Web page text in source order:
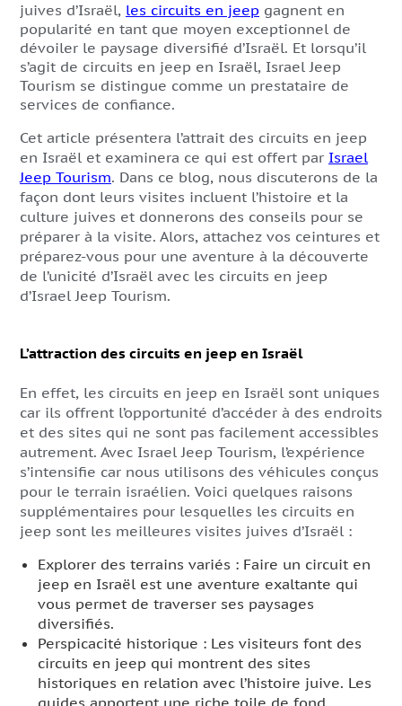
juives d’Israël, les circuits en jeep gagnent en
popularité en tant que moyen exceptionnel de
dévoiler le paysage diversifié d’Israël. Et lorsqu’il
s’agit de circuits en jeep en Israël, Israel Jeep
Tourism se distingue comme un prestataire de
services de confiance.
Cet article présentera l’attrait des circuits en jeep
en Israël et examinera ce qui est offert par Israel
Jeep Tourism. Dans ce blog, nous discuterons de la
façon dont leurs visites incluent l’histoire et la
culture juives et donnerons des conseils pour se
préparer à la visite. Alors, attachez vos ceintures et
préparez-vous pour une aventure à la découverte
de l’unicité d’Israël avec les circuits en jeep
d’Israel Jeep Tourism.
L’attraction des circuits en jeep en Israël
En effet, les circuits en jeep en Israël sont uniques
car ils offrent l’opportunité d’accéder à des endroits
et des sites qui ne sont pas facilement accessibles
autrement. Avec Israel Jeep Tourism, l’expérience
s’intensifie car nous utilisons des véhicules conçus
pour le terrain israélien. Voici quelques raisons
supplémentaires pour lesquelles les circuits en
jeep sont les meilleures visites juives d’Israël :
Explorer des terrains variés : Faire un circuit en
jeep en Israël est une aventure exaltante qui
vous permet de traverser ses paysages
diversifiés.
Perspicacité historique : Les visiteurs font des
circuits en jeep qui montrent des sites
historiques en relation avec l’histoire juive. Les
guides apportent une riche toile de fond